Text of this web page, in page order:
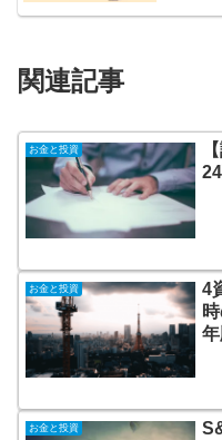
関連記事
お金と投資
お金と投資
4
お金と投資